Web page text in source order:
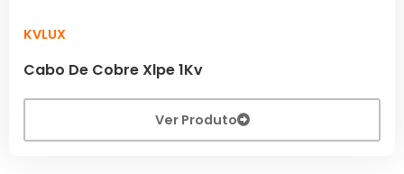
KVLUX
Cabo De Cobre Xlpe 1Kv
Ver Produto